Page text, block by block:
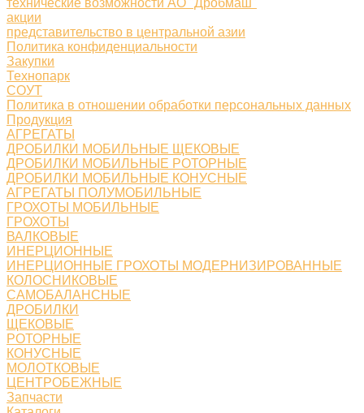
технические возможности АО "Дробмаш"
акции
представительство в центральной азии
Политика конфиденциальности
Закупки
Технопарк
СОУТ
Политика в отношении обработки персональных данных
Продукция
АГРЕГАТЫ
ДРОБИЛКИ МОБИЛЬНЫЕ ЩЕКОВЫЕ
ДРОБИЛКИ МОБИЛЬНЫЕ РОТОРНЫЕ
ДРОБИЛКИ МОБИЛЬНЫЕ КОНУСНЫЕ
АГРЕГАТЫ ПОЛУМОБИЛЬНЫЕ
ГРОХОТЫ МОБИЛЬНЫЕ
ГРОХОТЫ
ВАЛКОВЫЕ
ИНЕРЦИОННЫЕ
ИНЕРЦИОННЫЕ ГРОХОТЫ МОДЕРНИЗИРОВАННЫЕ
КОЛОСНИКОВЫЕ
САМОБАЛАНСНЫЕ
ДРОБИЛКИ
ЩЕКОВЫЕ
РОТОРНЫЕ
КОНУСНЫЕ
МОЛОТКОВЫЕ
ЦЕНТРОБЕЖНЫЕ
Запчасти